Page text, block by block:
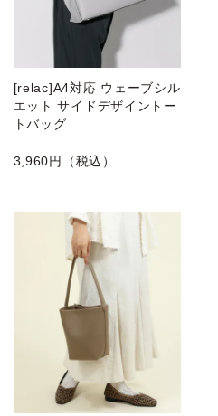
[relac]A4対応 ウェーブシル
エット サイドデザイントー
トバッグ
3,960円（税込）